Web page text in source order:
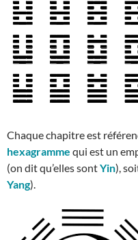
Chaque chapitre est
hexagramme qui est un
(on dit qu’elles sontYin),
Yang).